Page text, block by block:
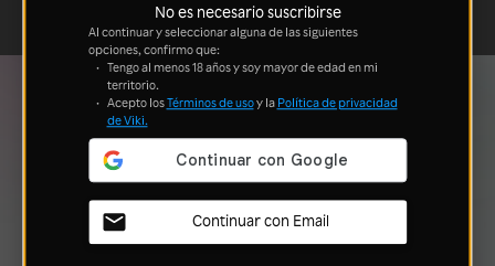
No es necesario suscribirse
Al continuar y seleccionar alguna de las siguientes
opciones, confirmo que:
Tengo al menos 18 años y soy mayor de edad en mi
territorio.
Acepto losTérminos de usoy la Política de privacidad
de Viki.
Continuar con Email